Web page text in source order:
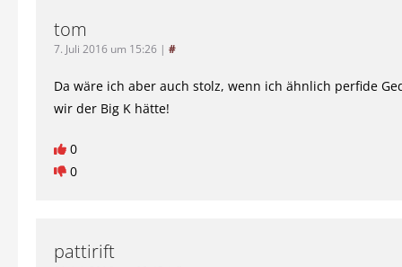
tom
7. Juli 2016 um 15:26 | #
Da wäre ich aber auch stolz, wenn ich ähnlich perfide
wir der Big K hätte!
0
0
pattirift